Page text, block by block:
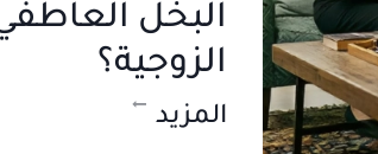
البخل
الزوجية؟
المزيد